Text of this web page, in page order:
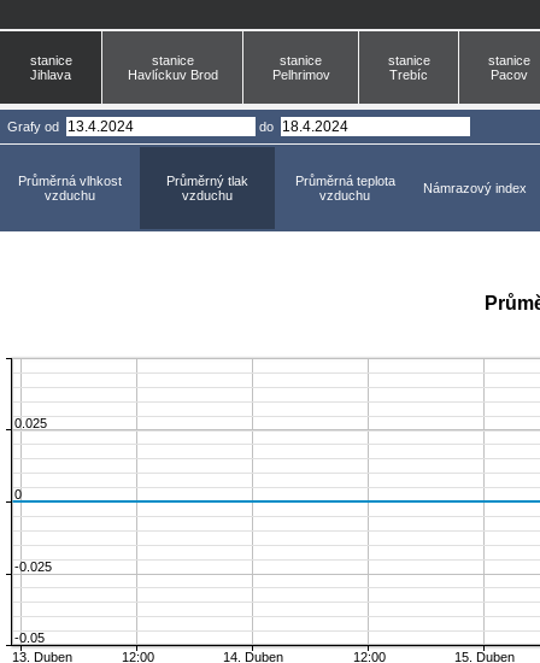
stanice
Jihlava
stanice
Havlíckuv Brod
stanice
Pelhrimov
stanice
Trebíc
stanice
Pacov
Grafy od do
Průměrná vlhkost
vzduchu
Průměrný tlak
vzduchu
Průměrná teplota
vzduchu
Námrazový index
13. Duben 12:00 14. Duben 12:00 15. Duben
0
-0.05
-0.025
0.025